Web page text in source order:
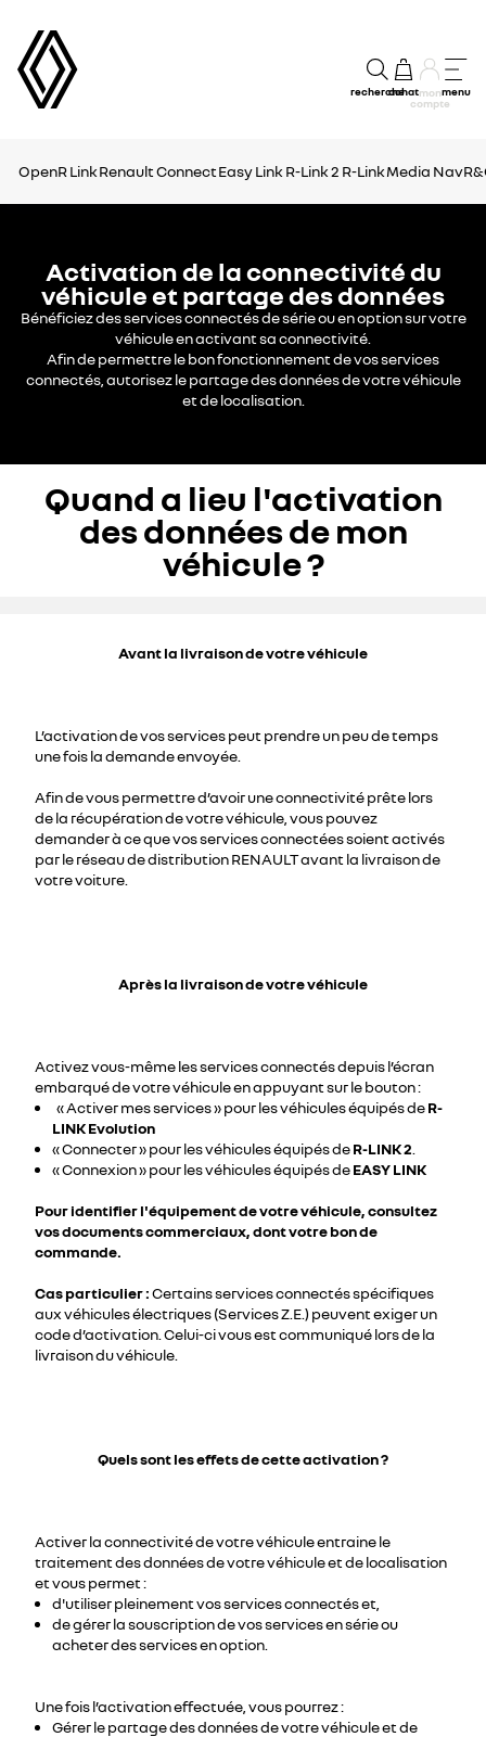
rechercheachatmon
compte
menu
OpenR LinkRenault ConnectEasy LinkR-Link 2 R-LinkMedia Nav
Activation de la connectivité du
véhicule et partage des données
Bénéficiez des services connectés de série ou en option sur votre
véhicule en activant sa connectivité.
Afin de permettre le bon fonctionnement de vos services
connectés, autorisez le partage des données de votre véhicule
et de localisation.
Quand a lieu l'activation
des données de mon
véhicule ?
Avant la livraison de votre véhicule
L’activation de vos services peut prendre un peu de temps
une fois la demande envoyée.
Afin de vous permettre d’avoir une connectivité prête lors
de la récupération de votre véhicule, vous pouvez
demander à ce que vos services connectées soient activés
par le réseau de distribution RENAULT avant la livraison de
votre voiture.
Après la livraison de votre véhicule
Activez vous-même les services connectés depuis l’écran
embarqué de votre véhicule en appuyant sur le bouton :
« Activer mes services » pour les véhicules équipés deR-
LINK Evolution
« Connecter » pour les véhicules équipés deR-LINK 2
« Connexion » pour les véhicules équipés deEASY LINK
Pour identifier l'équipement de votre véhicule, consultez
vos documents commerciaux, dont votre bon de
commande.
Cas particulier :Certains services connectés spécifiques
aux véhicules électriques (Services Z.E.) peuvent exiger un
code d’activation. Celui-ci vous est communiqué lors de la
livraison du véhicule.
Quels sont les effets de cette activation ?
Activer la connectivité de votre véhicule entraine le
traitement des données de votre véhicule et de localisation
et vous permet :
d'utiliser pleinement vos services connectés et,
de gérer la souscription de vos services en série ou
acheter des services en option.
Une fois l’activation effectuée, vous pourrez :
Gérer le partage des données de votre véhicule et de